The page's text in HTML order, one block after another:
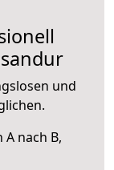
und
nach B,